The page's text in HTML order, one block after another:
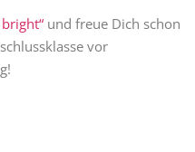
und freue Dich schon
vor